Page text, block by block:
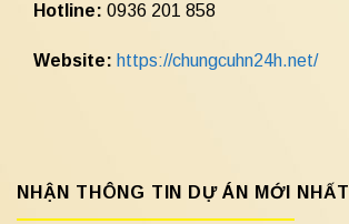
Hotline: 0936 201 858
Website: https://chungcuhn24h.net/
NHẬN THÔNG TIN DỰ ÁN MỚI NHẤT